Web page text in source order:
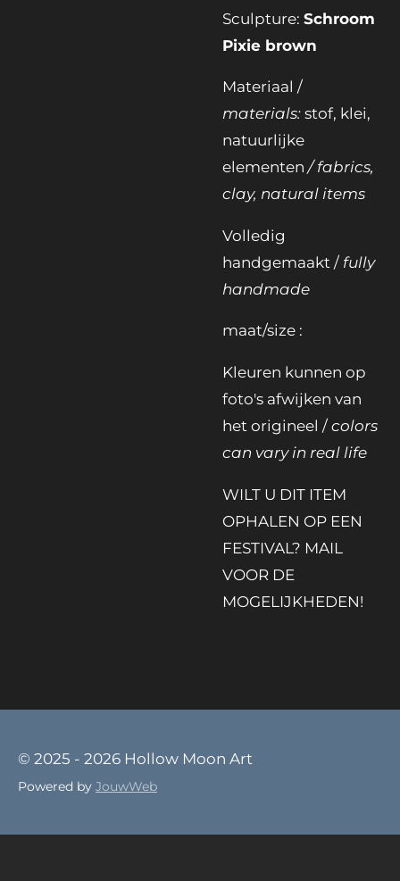
Sculpture: Schroom
Pixie brown
Materiaal /
materials: stof, klei,
natuurlijke
elementen/ fabrics,
clay, natural items
Volledig
handgemaakt / fully
handmade
maat/size :
Kleuren kunnen op
foto's afwijken van
het origineel / colors
can vary in real life
WILT U DIT ITEM
OPHALEN OP EEN
FESTIVAL? MAIL
VOOR DE
MOGELIJKHEDEN!
© 2025 - 2026 Hollow Moon Art
Powered by JouwWeb